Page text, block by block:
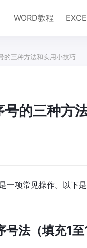
WORD教程
的三种方法和实用小技巧
的三种方
一项常见操作。以下
法（填充1至